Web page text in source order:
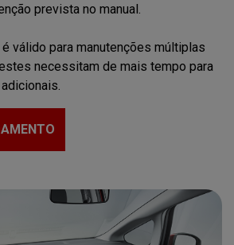
prevista no manual.
válido para manutenções múltiplas
necessitam de mais tempo para